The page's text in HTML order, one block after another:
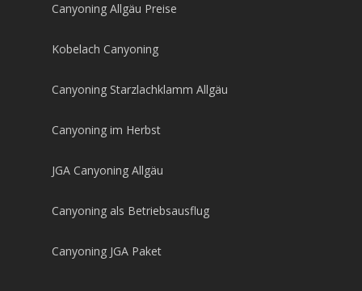
Canyoning Allgäu Preise
Kobelach Canyoning
Canyoning Starzlachklamm Allgäu
Canyoning im Herbst
JGA Canyoning Allgäu
Canyoning als Betriebsausflug
Canyoning JGA Paket